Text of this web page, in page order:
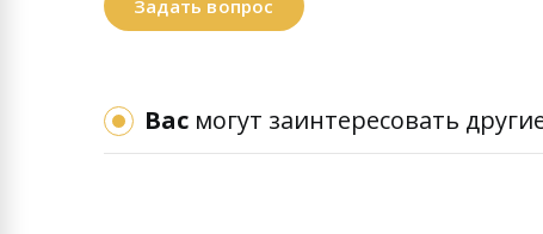
Задать вопрос
Вас могут заинтересовать